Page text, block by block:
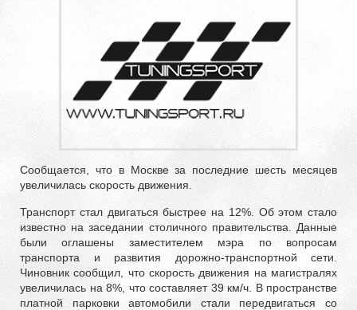
Сообщается, что в Москве за последние шесть месяцев
увеличилась скорость движения.
Транспорт стал двигаться быстрее на 12%. Об этом стало
известно на заседании столичного правительства. Данные
были оглашены заместителем мэра по вопросам
транспорта и развития дорожно-транспортной сети.
Чиновник сообщил, что скорость движения на магистралях
увеличилась на 8%, что составляет 39 км/ч. В пространстве
платной парковки автомобили стали передвигаться со